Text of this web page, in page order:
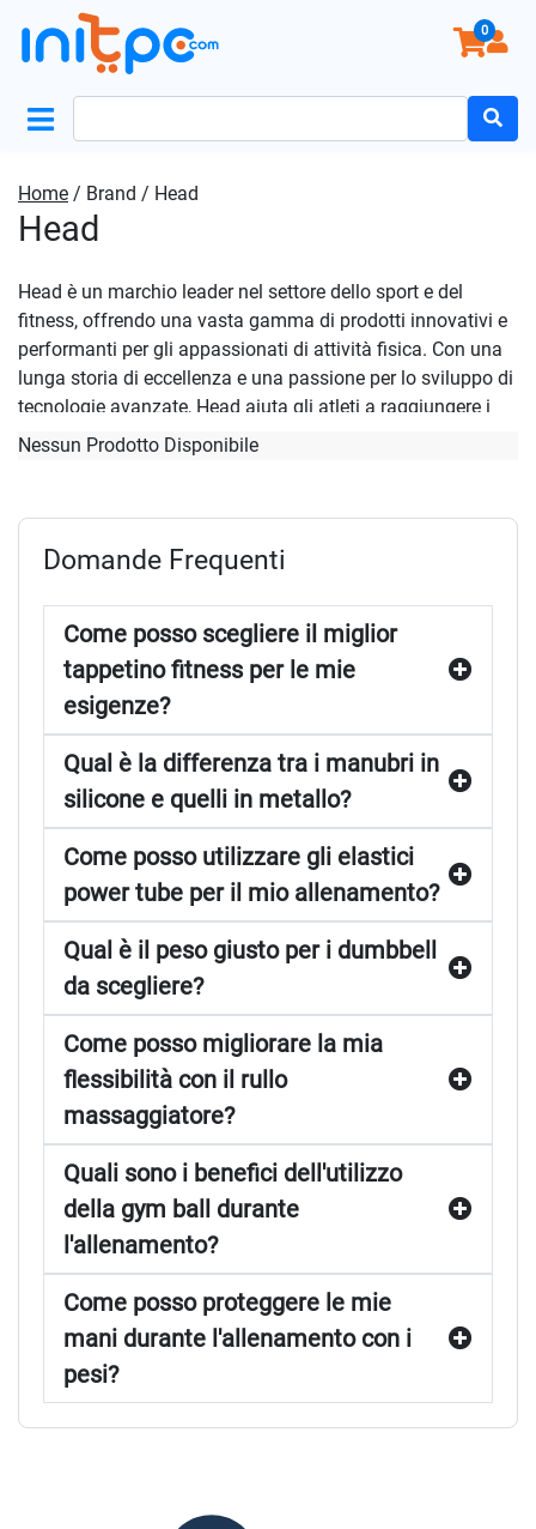
0
Home / Brand / Head
Head
Head è un marchio leader nel settore dello sport e del
fitness, offrendo una vasta gamma di prodotti innovativi e
performanti per gli appassionati di attività fisica. Con una
lunga storia di eccellenza e una passione per lo sviluppo di
tecnologie avanzate, Head aiuta gli atleti a raggiungere i
loro obiettivi e a migliorare le loro prestazioni.
professionisti, e coprono una vasta gamma di discipline,
tra cui tennis, squash, padel, sci, snowboard e fitness. Gli
allenatori e gli atleti possono scegliere tra una varietà di
attrezzature e accessori, come racchette da tennis,
bastoncini da sci, scarpe da corsa e abbigliamento tecnico.
La filosofia del marchio si basa sull’innovazione e sulla
qualità, con l’obiettivo di aiutare gli utenti a migliorare le
loro prestazioni e a raggiungere i loro obiettivi. I prodotti
Head sono realizzati con materiali di alta qualità e
progettati per garantire comfort, supporto e performance
ottimali.
nuove tecnologie e materiali, al fine di migliorare
costantemente le prestazioni dei propri prodotti. Il marchio
collabora con atleti professionisti e ricercatori per testare e
validare le proprie innovazioni, assicurandosi che i prodotti
soddisfino le esigenze degli utenti più esigenti.
In sintesi, Head è un marchio affidabile e innovativo che
offre prodotti di alta qualità e tecnologia avanzata per gli
appassionati di fitness e sport. Con la sua vasta gamma di
prodotti e la sua filosofia basata sull’innovazione e sulla
qualità, Head aiuta gli utenti a raggiungere i loro obiettivi e
attrezzature, abbigliamento tecnico, innovazione, qualità,
prestazioni, atleti professionisti.
Nessun Prodotto Disponibile
Domande Frequenti
Come posso scegliere il miglior
tappetino fitness per le mie
esigenze?
Qual è la differenza tra i manubri in
silicone e quelli in metallo?
Come posso utilizzare gli elastici
power tube per il mio allenamento?
Qual è il peso giusto per i dumbbell
da scegliere?
Come posso migliorare la mia
flessibilità con il rullo
massaggiatore?
Quali sono i benefici dell'utilizzo
della gym ball durante
l'allenamento?
Come posso proteggere le mie
mani durante l'allenamento con i
pesi?